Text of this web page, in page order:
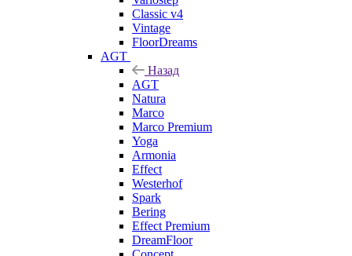
Classic v4
Vintage
FloorDreams
AGT
Назад
AGT
Natura
Marco
Marco Premium
Yoga
Armonia
Effect
Westerhof
Spark
Bering
Effect Premium
DreamFloor